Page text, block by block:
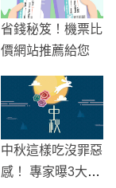
省錢秘笈！機票比
價網站推薦給您
中秋這樣吃沒罪惡
感！ 專家曝3大鏟